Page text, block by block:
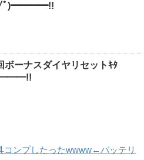
)━━━━!!
ボーナスダイヤリセットｷﾀ
コンプしたったwwww←バッテリ